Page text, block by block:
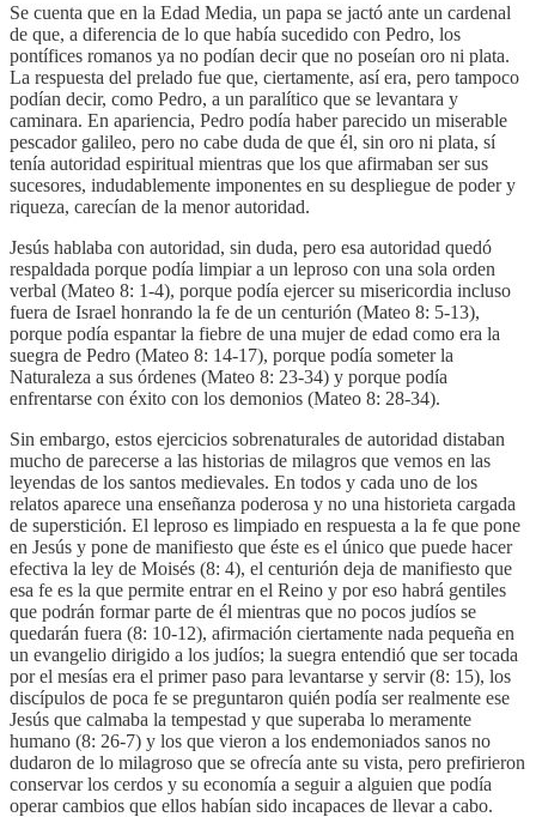
Se cuenta que en la Edad Media, un papa se jactó ante un cardenal
de que, a diferencia de lo que había sucedido con Pedro, los
pontífices romanos ya no podían decir que no poseían oro ni plata.
La respuesta del prelado fue que, ciertamente, así era, pero tampoco
podían decir, como Pedro, a un paralítico que se levantara y
caminara. En apariencia, Pedro podía haber parecido un miserable
pescador galileo, pero no cabe duda de que él, sin oro ni plata, sí
tenía autoridad espiritual mientras que los que afirmaban ser sus
sucesores, indudablemente imponentes en su despliegue de poder y
riqueza, carecían de la menor autoridad.
Jesús hablaba con autoridad, sin duda, pero esa autoridad quedó
respaldada porque podía limpiar a un leproso con una sola orden
verbal (Mateo 8: 1-4), porque podía ejercer su misericordia incluso
fuera de Israel honrando la fe de un centurión (Mateo 8: 5-13),
porque podía espantar la fiebre de una mujer de edad como era la
suegra de Pedro (Mateo 8: 14-17), porque podía someter la
Naturaleza a sus órdenes (Mateo 8: 23-34) y porque podía
enfrentarse con éxito con los demonios (Mateo 8: 28-34).
Sin embargo, estos ejercicios sobrenaturales de autoridad distaban
mucho de parecerse a las historias de milagros que vemos en las
leyendas de los santos medievales. En todos y cada uno de los
relatos aparece una enseñanza poderosa y no una historieta cargada
de superstición. El leproso es limpiado en respuesta a la fe que pone
en Jesús y pone de manifiesto que éste es el único que puede hacer
efectiva la ley de Moisés (8: 4), el centurión deja de manifiesto que
esa fe es la que permite entrar en el Reino y por eso habrá gentiles
que podrán formar parte de él mientras que no pocos judíos se
quedarán fuera (8: 10-12), afirmación ciertamente nada pequeña en
un evangelio dirigido a los judíos; la suegra entendió que ser tocada
por el mesías era el primer paso para levantarse y servir (8: 15), los
discípulos de poca fe se preguntaron quién podía ser realmente ese
Jesús que calmaba la tempestad y que superaba lo meramente
humano (8: 26-7) y los que vieron a los endemoniados sanos no
dudaron de lo milagroso que se ofrecía ante su vista, pero prefirieron
conservar los cerdos y su economía a seguir a alguien que podía
operar cambios que ellos habían sido incapaces de llevar a cabo.